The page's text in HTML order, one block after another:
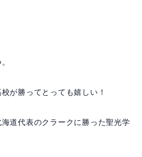
が勝ってとっても嬉しい！
道代表のクラークに勝った聖光学